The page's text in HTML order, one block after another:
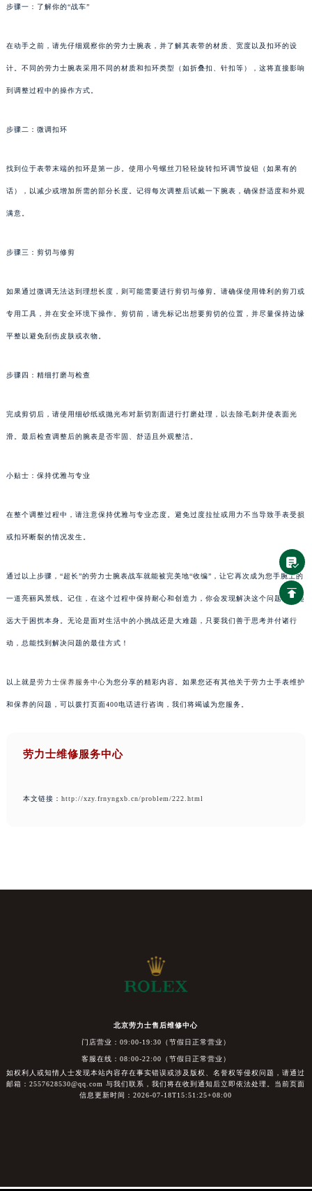
步骤一：了解你的“战车”
在动手之前，请先仔细观察你的劳力士腕表，并了解其表带的材质、宽度以及扣环的设
计。不同的劳力士腕表采用不同的材质和扣环类型（如折叠扣、针扣等），这将直接影响
到调整过程中的操作方式。
步骤二：微调扣环
找到位于表带末端的扣环是第一步。使用小号螺丝刀轻轻旋转扣环调节旋钮（如果有的
话），以减少或增加所需的部分长度。记得每次调整后试戴一下腕表，确保舒适度和外观
满意。
步骤三：剪切与修剪
如果通过微调无法达到理想长度，则可能需要进行剪切与修剪。请确保使用锋利的剪刀或
专用工具，并在安全环境下操作。剪切前，请先标记出想要剪切的位置，并尽量保持边缘
平整以避免刮伤皮肤或衣物。
步骤四：精细打磨与检查
完成剪切后，请使用细砂纸或抛光布对新切割面进行打磨处理，以去除毛刺并使表面光
滑。最后检查调整后的腕表是否牢固、舒适且外观整洁。
小贴士：保持优雅与专业
在整个调整过程中，请注意保持优雅与专业态度。避免过度拉扯或用力不当导致手表受损
或扣环断裂的情况发生。
通过以上步骤，“超长”的劳力士腕表战车就能被完美地“收编”，让它再次成为您手腕上的
一道亮丽风景线。记住，在这个过程中保持耐心和创造力，你会发现解决这个问题的乐趣
远大于困扰本身。无论是面对生活中的小挑战还是大难题，只要我们善于思考并付诸行
动，总能找到解决问题的最佳方式！
以上就是劳力士保养服务中心为您分享的精彩内容。如果您还有其他关于劳力士手表维护
和保养的问题，可以拨打页面400电话进行咨询，我们将竭诚为您服务。
劳力士维修服务中心
本文链接： http://xzy.frnyngxb.cn/problem/222.html
北京劳力士售后维修中心
门店营业：09:00-19:30（节假日正常营业）
客服在线：08:00-22:00（节假日正常营业）
如权利人或知情人士发现本站内容存在事实错误或涉及版权、名誉权等侵权问题，请通过
邮箱：2557628530@qq.com 与我们联系，我们将在收到通知后立即依法处理。当前页面
信息更新时间：2026-07-18T15:51:25+08:00